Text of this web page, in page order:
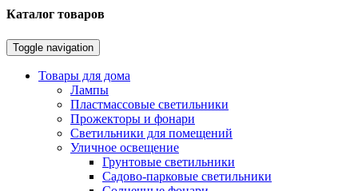
Каталог товаров
Toggle navigation
Товары для дома
Лампы
Пластмассовые светильники
Прожекторы и фонари
Светильники для помещений
Уличное освещение
Грунтовые светильники
Садово-парковые светильники